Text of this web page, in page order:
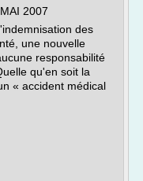
2007
des
une nouvelle
responsabilité
qu'en soit la
« accident médical